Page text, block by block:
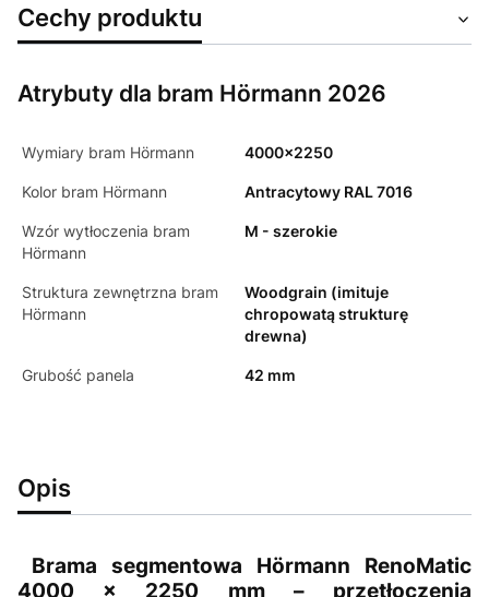
Cechy produktu
Atrybuty dla bram Hörmann 2026
Wymiary bram Hörmann 4000x2250
Kolor bram Hörmann Antracytowy RAL 7016
Wzór wytłoczenia bram
Hörmann
M - szerokie
Struktura zewnętrzna bram
Hörmann
Woodgrain (imituje
chropowatą strukturę
drewna)
Grubość panela 42 mm
Opis
Brama segmentowa Hörmann RenoMatic
4000 × 2250 mm – przetłoczenia